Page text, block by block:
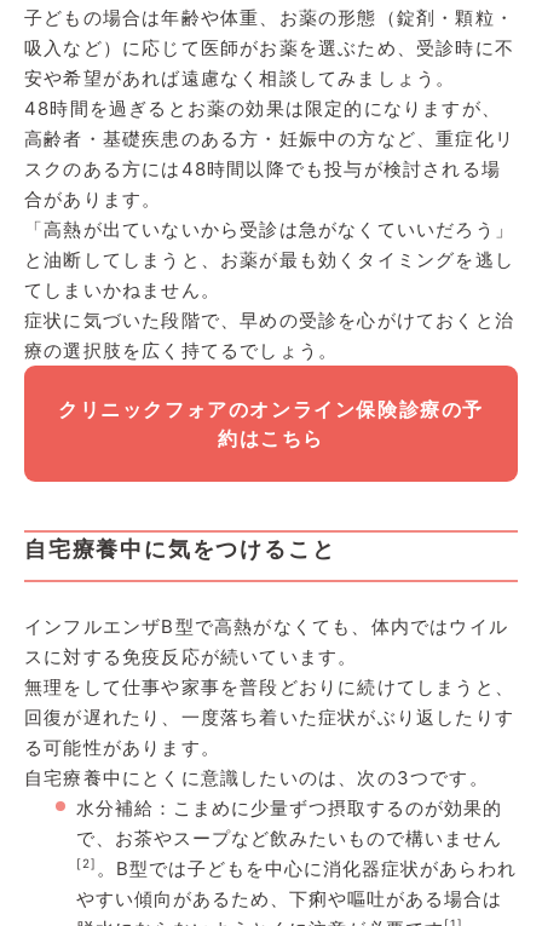
子どもの場合は年齢や体重、お薬の形態（錠剤・顆粒・
吸入など）に応じて医師がお薬を選ぶため、受診時に不
安や希望があれば遠慮なく相談してみましょう。
48時間を過ぎるとお薬の効果は限定的になりますが、
高齢者・基礎疾患のある方・妊娠中の方など、重症化リ
スクのある方には48時間以降でも投与が検討される場
合があります。
「高熱が出ていないから受診は急がなくていいだろう」
と油断してしまうと、お薬が最も効くタイミングを逃し
てしまいかねません。
症状に気づいた段階で、早めの受診を心がけておくと治
療の選択肢を広く持てるでしょう。
クリニックフォアのオンライン保険診療の予
約はこちら
自宅療養中に気をつけること
インフルエンザB型で高熱がなくても、体内ではウイル
スに対する免疫反応が続いています。
無理をして仕事や家事を普段どおりに続けてしまうと、
回復が遅れたり、一度落ち着いた症状がぶり返したりす
る可能性があります。
自宅療養中にとくに意識したいのは、次の3つです。
水分補給：こまめに少量ずつ摂取するのが効果的
で、お茶やスープなど飲みたいもので構いません
[2] 。B型では子どもを中心に消化器症状があらわれ
やすい傾向があるため、下痢や嘔吐がある場合は